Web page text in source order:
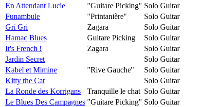
En Attendant Lucie
"Guitare Picking" Solo Guitar
Funambule
"Printanière"
Solo Guitar
Gri Gri
Zagara
Solo Guitar
Hamac Blues
Guitare Picking
Solo Guitar
It's French !
Zagara
Solo Guitar
Jardin Secret
Solo Guitar
Kabel et Mimine
"Rive Gauche"
Solo Guitar
Kitty the Cat
Solo Guitar
La Ronde des Korrigans
Tranquille le chat Solo Guitar
Le Blues Des Campagnes "Guitare Picking" Solo Guitar